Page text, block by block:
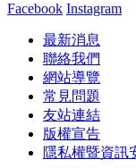
Facebook Instagram
最新消息
聯絡我們
網站導覽
常見問題
友站連結
版權宣告
隱私權暨資訊